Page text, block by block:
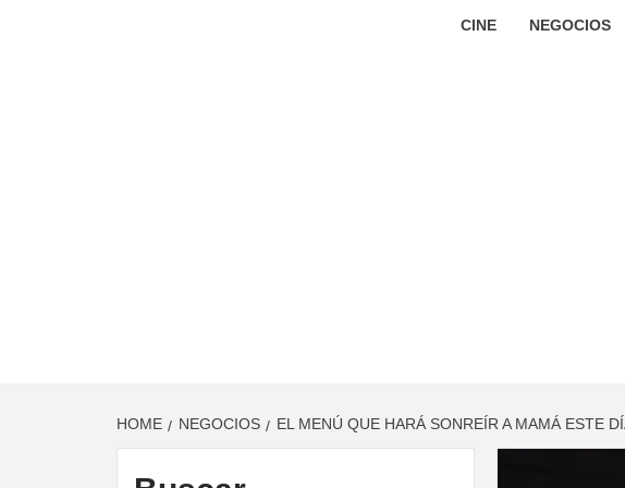
CINE NEGOCIOS
HOME NEGOCIOS EL MENÚ QUE HARÁ SONREÍR A MAMÁ ESTE